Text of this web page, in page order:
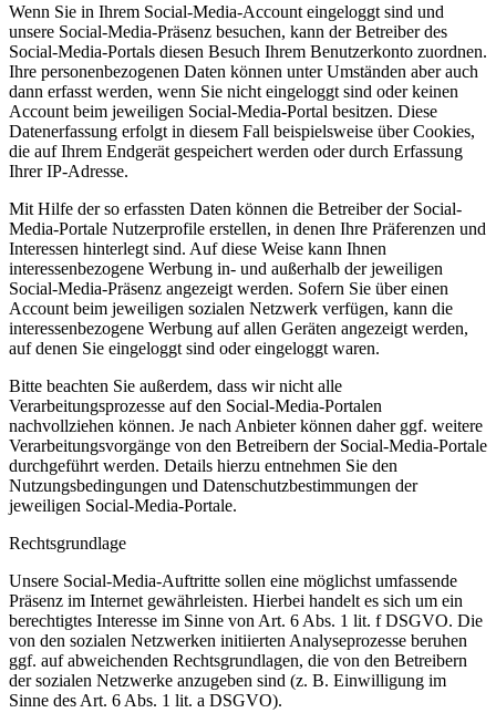
Wenn Sie in Ihrem Social-Media-Account eingeloggt sind und
unsere Social-Media-Präsenz besuchen, kann der Betreiber des
Social-Media-Portals diesen Besuch Ihrem Benutzerkonto zuordnen.
Ihre personenbezogenen Daten können unter Umständen aber auch
dann erfasst werden, wenn Sie nicht eingeloggt sind oder keinen
Account beim jeweiligen Social-Media-Portal besitzen. Diese
Datenerfassung erfolgt in diesem Fall beispielsweise über Cookies,
die auf Ihrem Endgerät gespeichert werden oder durch Erfassung
Ihrer IP-Adresse.
Mit Hilfe der so erfassten Daten können die Betreiber der Social-
Media-Portale Nutzerprofile erstellen, in denen Ihre Präferenzen und
Interessen hinterlegt sind. Auf diese Weise kann Ihnen
interessenbezogene Werbung in- und außerhalb der jeweiligen
Social-Media-Präsenz angezeigt werden. Sofern Sie über einen
Account beim jeweiligen sozialen Netzwerk verfügen, kann die
interessenbezogene Werbung auf allen Geräten angezeigt werden,
auf denen Sie eingeloggt sind oder eingeloggt waren.
Bitte beachten Sie außerdem, dass wir nicht alle
Verarbeitungsprozesse auf den Social-Media-Portalen
nachvollziehen können. Je nach Anbieter können daher ggf. weitere
Verarbeitungsvorgänge von den Betreibern der Social-Media-Portale
durchgeführt werden. Details hierzu entnehmen Sie den
Nutzungsbedingungen und Datenschutzbestimmungen der
jeweiligen Social-Media-Portale.
Rechtsgrundlage
Unsere Social-Media-Auftritte sollen eine möglichst umfassende
Präsenz im Internet gewährleisten. Hierbei handelt es sich um ein
berechtigtes Interesse im Sinne von Art. 6 Abs. 1 lit. f DSGVO. Die
von den sozialen Netzwerken initiierten Analyseprozesse beruhen
ggf. auf abweichenden Rechtsgrundlagen, die von den Betreibern
der sozialen Netzwerke anzugeben sind (z. B. Einwilligung im
Sinne des Art. 6 Abs. 1 lit. a DSGVO).